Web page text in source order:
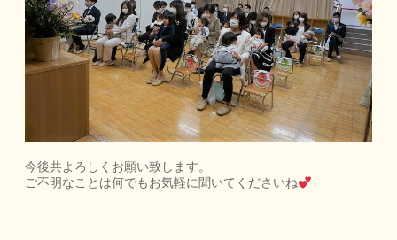
今後共よろしくお願い致します。
ご不明なことは何でもお気軽に聞いてくださいね